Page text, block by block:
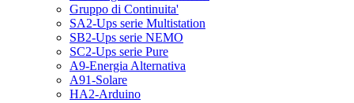
Gruppo di Continuita'
SA2-Ups serie Multistation
SB2-Ups serie NEMO
SC2-Ups serie Pure
A9-Energia Alternativa
A91-Solare
HA2-Arduino